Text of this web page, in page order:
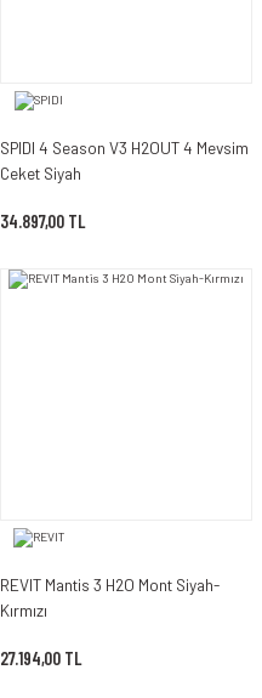
SPIDI 4 Season V3 H2OUT 4 Mevsim
Ceket Siyah
34.897,00 TL
REVIT Mantis 3 H2O Mont Siyah-
Kırmızı
27.194,00 TL